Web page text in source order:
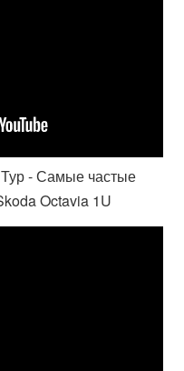
- Самые частые
Octavia 1U